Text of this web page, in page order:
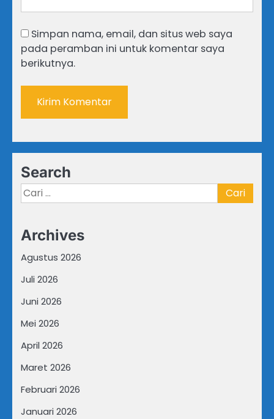
Simpan nama, email, dan situs web saya
pada peramban ini untuk komentar saya
berikutnya.
Search
Cari
untuk:
Archives
Agustus 2026
Juli 2026
Juni 2026
Mei 2026
April 2026
Maret 2026
Februari 2026
Januari 2026